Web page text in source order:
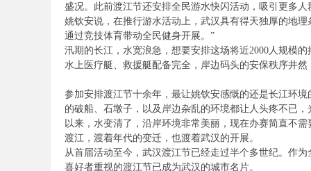
盛况。此前渡江节还安排全民游水快闪活动，吸引更多
姚钦安说，在推行游水活动上，武汉具有得天独厚的地
通过竞技体育带动全民健身开展。”
汛期的长江，水宽浪急，想要安排这场将近2000人规模
水上医疗艇、救援艇配备完全，岸边码头的安保秩序井
参加安排渡江节十余年，最让姚钦安感慨的还是长江环
的破船、石墩子，以及岸边杂乱的环境都让人头疼不已
以来，水变清了，沿岸环境非常美丽，现在办赛简直不需
渡江，渡着年代的变迁，也渡着武汉的开展。
从首届活动至今，武汉渡江节已经走过半个多世纪。作
喜好者重视的渡江节已成为武汉的城市名片。